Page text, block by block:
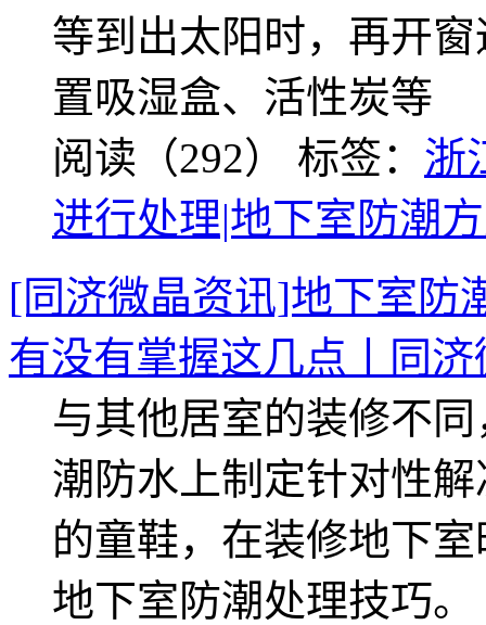
等到出太阳时，再开
置吸湿盒、活性炭等
阅读（292） 标签： 浙
进行处理|地下室防潮
[同济微晶资讯]地下室防
有没有掌握这几点丨同济
与其他居室的装修不
潮防水上制定针对性
的童鞋，在装修地下
地下室防潮处理技巧。